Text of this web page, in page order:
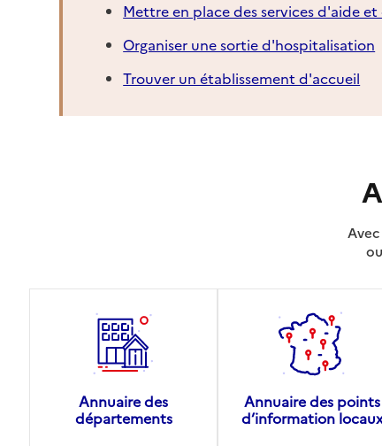
Mettre en place des services d'aide
Organiser une sortie d'hospitalisation
Trouver un établissement d'accueil
Annuaire des
départements
Annuaire des points
d’information locaux